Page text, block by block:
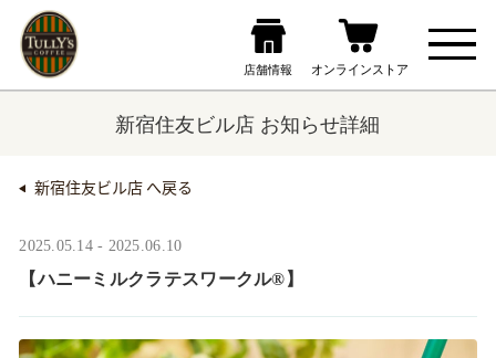
新宿住友ビル店 お知らせ詳細
新宿住友ビル店 へ戻る
2025.05.14 - 2025.06.10
【ハニーミルクラテスワークル®】